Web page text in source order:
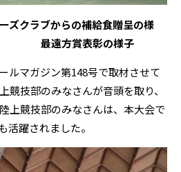
からの補給食贈呈の様
表彰の様子
ルマガジン第148号で取材させて
競技部のみなさんが音頭を取り、
上競技部のみなさんは、本大会で
活躍されました。